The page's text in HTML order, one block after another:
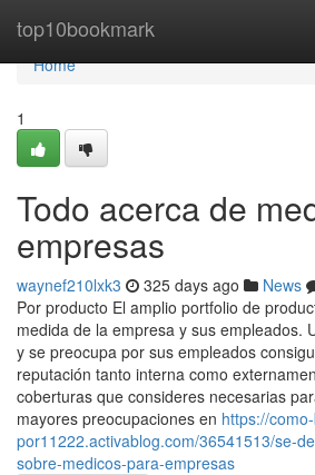
top10bookmark
Home
Home
1
Todo acerca de
empresas
waynef210lxk3 325 days ago News
Por producto El amplio portfolio de
medida de la empresa y sus empleados.
y se preocupa por sus empleados
reputación tanto interna como
coberturas que consideres necesarias
mayores preocupaciones en https://
por11222.activablog.com/36541513/se-
sobre-medicos-para-empresas